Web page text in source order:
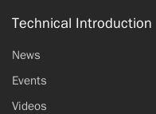
Technical Introduction
News
Events
Videos